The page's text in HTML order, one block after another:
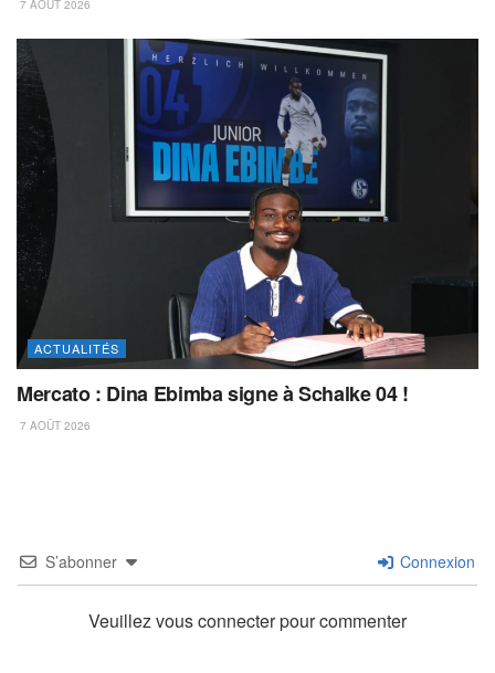
7 AOÛT 2026
ACTUALITÉS
Mercato : Dina Ebimba signe à Schalke 04 !
7 AOÛT 2026
S’abonner Connexion
Veuillez vous connecter pour commenter